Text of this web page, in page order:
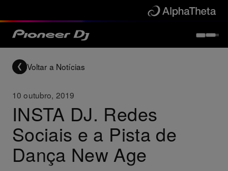
Voltar a Notícias
10 outubro, 2019
INSTA DJ. Redes
Sociais e a Pista de
Dança New Age